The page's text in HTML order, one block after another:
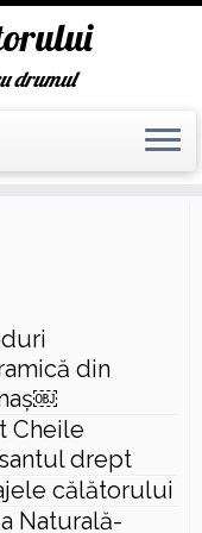
drumul
din
Cheile
drept
călătorului
Naturală-